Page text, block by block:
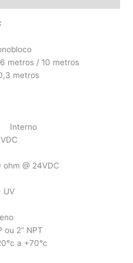
metros / 10 metros
metros
Interno
@ 24VDC
UV
2” NPT
a +70°c